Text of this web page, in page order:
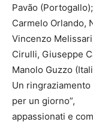
Pavão (Portogallo);
Carmelo Orlando,
Vincenzo
Cirulli, Giuseppe
Manolo Guzzo
Un ringraziamento
per un giorno”,
appassionati e